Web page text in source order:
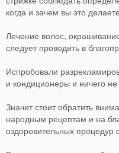
когда и зачем вы это
Лечение волос,
следует проводить в
Испробовали
и кондиционеры и ничего
Значит стоит обратить
народным рецептам и на
оздоровительных процедур